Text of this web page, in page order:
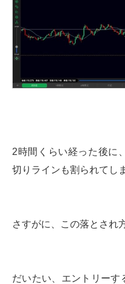
2時間くらい経った後に
切りラインも割られてし
さすがに、この落とされ
だいたい、エントリーす